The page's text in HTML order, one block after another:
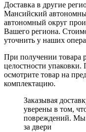
Доставка в другие
Мансийский
автономный округ
Вашего региона.
уточнить у наших
При получении товара
целостности
осмотрите товар на
комплектацию.
Заказывая
уверены в том,
повреждений. Мы
за двери